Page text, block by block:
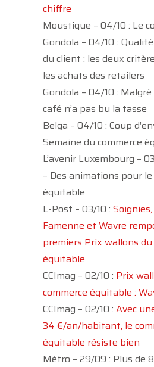
chiffre
Moustique – 04/10 : Le
Gondola – 04/10 :
du client : les deux
les achats des retailers
Gondola – 04/10 :
café n’a pas bu la tasse
Belga – 04/10 : Coup
Semaine du commerce
L’avenir Luxembourg –
– Des animations pour
équitable
L-Post – 03/10 :
Famenne et Wavre
premiers Prix wallons du
équitable
CCImag – 02/10 : Prix
commerce équitable :
CCImag – 02/10 : Avec
34 €/an/habitant, le
équitable résiste bien
Métro – 29/09 : Plus de